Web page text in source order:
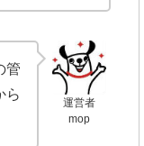
運営者
mop
管
ら